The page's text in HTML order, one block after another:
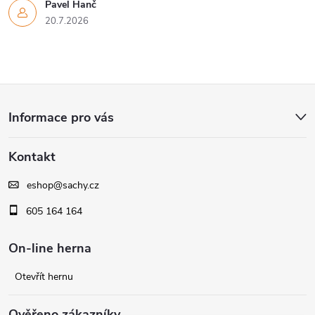
k
v
ý
i
s
u
Pavel Hanč
20.7.2026
p
a
Informace pro vás
Kontakt
eshop@sachy.cz
605 164 164
On-line herna
Otevřít hernu